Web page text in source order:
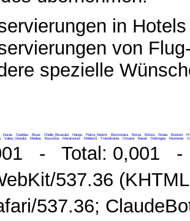
in
von
spezielle
Durau Ceahlau Bicaz Cheile_Bicazului Hangu Piatra_Neamt Bistricioara Borsa Botiza Sinaia Busteni
Valea_Viseului Medias Bucovina Maramures Moldova Transilvania Crisana Banat Dobrogea Muntenia
- Total: 0,001 -
537.36
537.36;